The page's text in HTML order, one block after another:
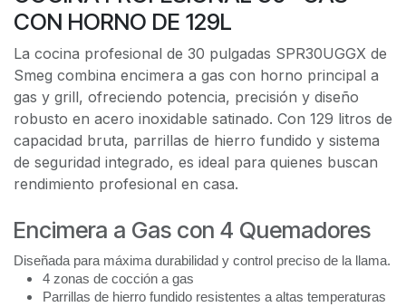
CON HORNO DE 129L
La cocina profesional de 30 pulgadas SPR30UGGX de
Smeg combina encimera a gas con horno principal a
gas y grill, ofreciendo potencia, precisión y diseño
robusto en acero inoxidable satinado. Con 129 litros de
capacidad bruta, parrillas de hierro fundido y sistema
de seguridad integrado, es ideal para quienes buscan
rendimiento profesional en casa.
Encimera a Gas con 4 Quemadores
Diseñada para máxima durabilidad y control preciso de la llama.
4 zonas de cocción a gas
Parrillas de hierro fundido resistentes a altas temperaturas